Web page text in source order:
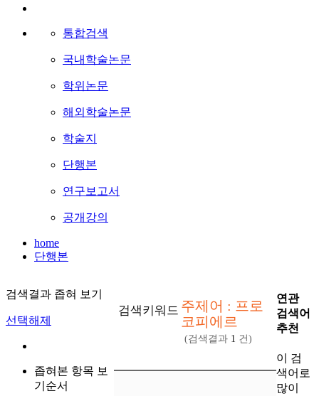
통합검색
국내학술논문
학위논문
해외학술논문
학술지
단행본
연구보고서
공개강의
home
단행본
검색결과 좁혀 보기
선택해제
좁혀본 항목 보
기순서
검색키워드 주제어 : 프로
코피에르
(검색결과 1 건)
연관
검색어
추천
이 검
색어로
많이